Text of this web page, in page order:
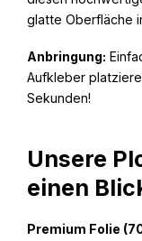
glatte Oberfläche
Anbringung:
Aufkleber
Sekunden!
Unsere
einen
Premium Folie